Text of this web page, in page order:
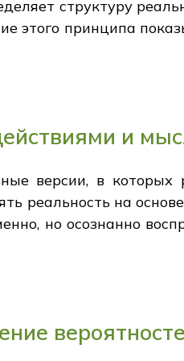
структуру
этого принципа
и
версии, в которых
реальность на
но осознанно